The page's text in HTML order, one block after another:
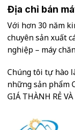
Địa chỉ bán
Với hơn 30 năm
chuyên sản xuất
nghiệp – máy
Chúng tôi tự hào
những sản phẩm
GIÁ THÀNH RẺ